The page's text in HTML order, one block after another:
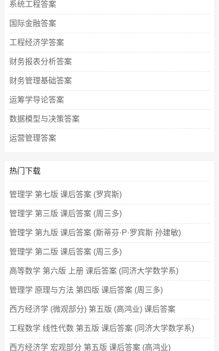
系统工程答案
国际金融答案
工程经济学答案
财务报表分析答案
财务管理基础答案
运筹学导论答案
数据模型与决策答案
运营管理答案
热门下载
管理学 第七版 课后答案 (罗宾斯)
管理学 第三版 课后答案 (周三多)
管理学 第九版 课后答案 (斯蒂芬·P·罗宾斯 孙建敏)
管理学 第二版 课后答案 (周三多)
高等数学 第六版 上册 课后答案 (同济大学数学系)
管理学 原理与方法 第四版 课后答案 (周三多)
西方经济学 (微观部分) 第五版 (高鸿业) 课后答案
工程数学 线性代数 第五版 课后答案 (同济大学数学系)
西方经济学 宏观部分 第五版 课后答案 (高鸿业)